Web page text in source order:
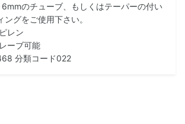
のチューブ、もしくはテーパーの付い
グをご使用下さい。
レン
ーブ可能
分類コード022